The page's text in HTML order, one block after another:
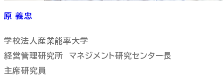
原 義忠
学校法人産業能率大学
経営管理研究所 マネジメント研究センター長
主席研究員